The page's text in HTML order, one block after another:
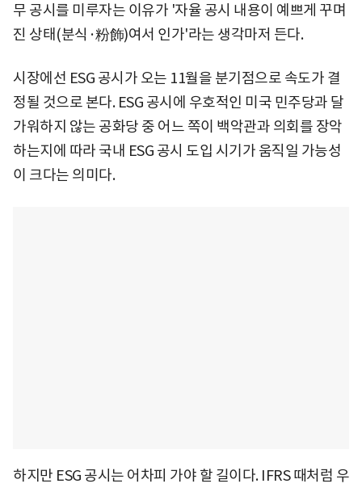
무 공시를 미루자는 이유가 '자율 공시 내용이 예쁘게 꾸며
진 상태(분식·粉飾)여서 인가'라는 생각마저 든다.
시장에선 ESG 공시가 오는 11월을 분기점으로 속도가 결
정될 것으로 본다. ESG 공시에 우호적인 미국 민주당과 달
가워하지 않는 공화당 중 어느 쪽이 백악관과 의회를 장악
하는지에 따라 국내 ESG 공시 도입 시기가 움직일 가능성
이 크다는 의미다.
하지만 ESG 공시는 어차피 가야 할 길이다. IFRS 때처럼 우